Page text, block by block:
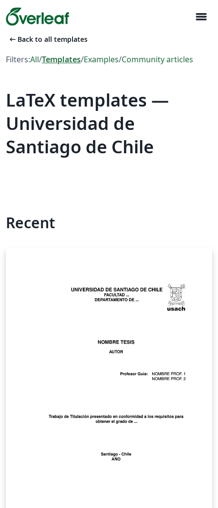
menu
arrow_left_alt Back to all templates
Filters:All/Templates/Examples/Community articles
LaTeX templates —
Universidad de
Santiago de Chile
Recent